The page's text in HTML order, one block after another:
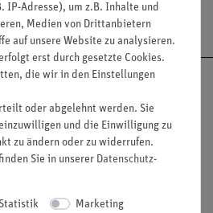
ab 300,- €
Nach oben
Service
IP-Adresse), um z.B. Inhalte und
Medien von Drittanbietern
auf unsere Website zu analysieren.
erst durch gesetzte Cookies.
die wir in den Einstellungen
oder abgelehnt werden. Sie
und die Einwilligung zu
zu ändern oder zu widerrufen.
Sie in unserer Daten­schutz­
Statistik Marketing